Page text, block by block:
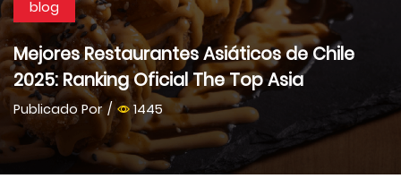
blog
Mejores Restaurantes Asiáticos de Chile
2025: Ranking Oficial The Top Asia
Publicado Por/ 1445